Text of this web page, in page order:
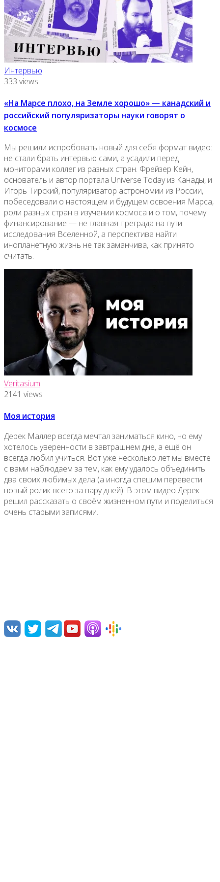
Интервью
333 views
«На Марсе плохо, на Земле хорошо» — канадский и
российский популяризаторы науки говорят о
космосе
Мы решили испробовать новый для себя формат видео:
не стали брать интервью сами, а усадили перед
мониторами коллег из разных стран. Фрейзер Кейн,
основатель и автор портала Universe Today из Канады, и
Игорь Тирский, популяризатор астрономии из России,
побеседовали о настоящем и будущем освоения Марса,
роли разных стран в изучении космоса и о том, почему
финансирование — не главная преграда на пути
исследования Вселенной, а перспектива найти
инопланетную жизнь не так заманчива, как принято
считать.
Veritasium
2141 views
Моя история
Дерек Маллер всегда мечтал заниматься кино, но ему
хотелось уверенности в завтрашнем дне, а ещё он
всегда любил учиться. Вот уже несколько лет мы вместе
с вами наблюдаем за тем, как ему удалось объединить
два своих любимых дела (а иногда спешим перевести
новый ролик всего за пару дней). В этом видео Дерек
решил рассказать о своём жизненном пути и поделиться
очень старыми записями.